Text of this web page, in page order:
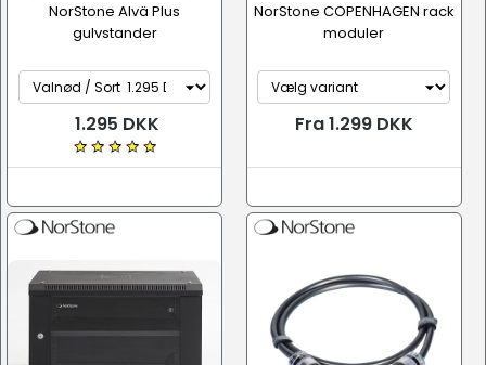
NorStone Alvä Plus
gulvstander
1.295 DKK
NorStone COPENHAGEN rack
moduler
Fra 1.299 DKK